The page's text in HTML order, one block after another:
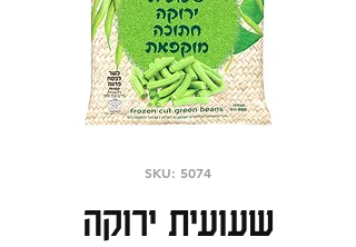
SKU: 5074
שעועית ירוקה